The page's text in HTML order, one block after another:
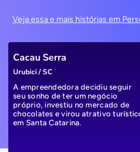
Veja essa e mais histórias em
Cacau Serra
Urubici / SC
A empreendedora decidiu seguir
seu sonho de ter um negócio
próprio, investiu no mercado de
chocolates e virou atrativo
em Santa Catarina.